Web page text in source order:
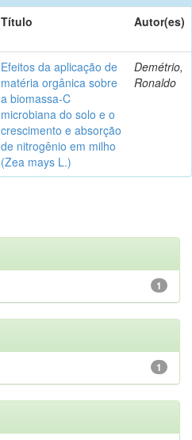
Título Autor(es)
Efeitos da aplicação de
matéria orgânica sobre
a biomassa-C
microbiana do solo e o
crescimento e absorção
de nitrogênio em milho
(Zea mays L.)
Demétrio,
Ronaldo
1
1